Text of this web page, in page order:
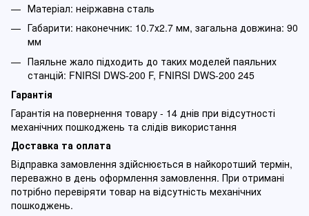
Матеріал: неіржавна сталь
Габарити: наконечник: 10.7х2.7 мм, загальна довжина: 90
мм
Паяльне жало підходить до таких моделей паяльних
станцій: FNIRSI DWS-200 F, FNIRSI DWS-200 245
Гарантія
Гарантія на повернення товару - 14 днів при відсутності
механічних пошкоджень та слідів використання
Доставка та оплата
Відправка замовлення здійснюється в найкоротший термін,
переважно в день оформлення замовлення. При отримані
потрібно перевіряти товар на відсутність механічних
пошкоджень.